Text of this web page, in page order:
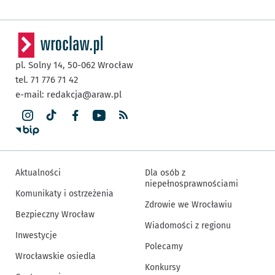
pl. Solny 14, 50-062 Wrocław
tel. 71 776 71 42
e-mail: redakcja@araw.pl
Aktualności
Komunikaty i ostrzeżenia
Bezpieczny Wrocław
Inwestycje
Wrocławskie osiedla
Dla osób z
niepełnosprawnościami
Zdrowie we Wrocławiu
Wiadomości z regionu
Polecamy
Konkursy